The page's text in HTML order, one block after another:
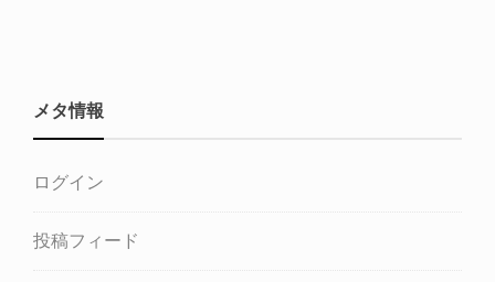
メタ情報
ログイン
投稿フィード